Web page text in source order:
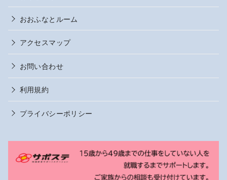
おおふなとルーム
アクセスマップ
お問い合わせ
利用規約
プライバシーポリシー